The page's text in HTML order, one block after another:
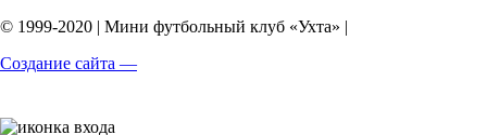
© 1999-2020 | Мини футбольный клуб «Ухта» |
Создание сайта —